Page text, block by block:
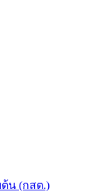
น (กสต.)